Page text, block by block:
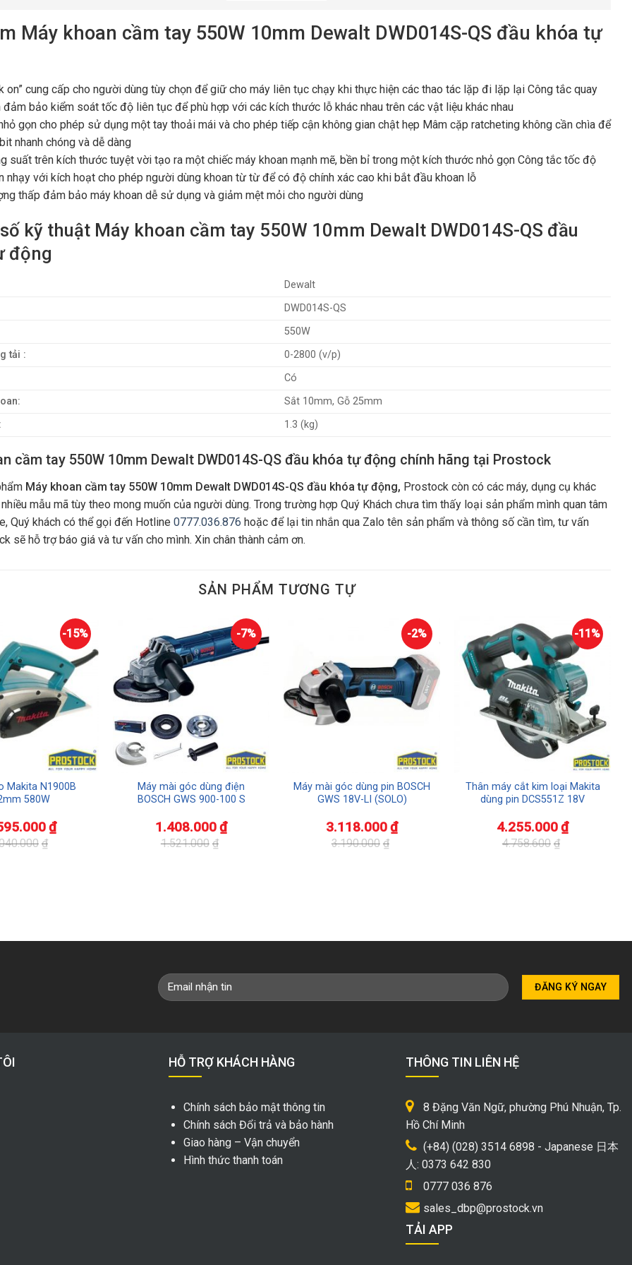
Máy khoan cầm tay 550W 10mm Dewalt DWD014S-QS đầu khóa tự
on” cung cấp cho người dùng tùy chọn để giữ cho máy liên tục chạy khi thực hiện các thao tác lặp đi lặp lại Công tắc quay
đảm bảo kiểm soát tốc độ liên tục để phù hợp với các kích thước lỗ khác nhau trên các vật liệu khác nhau
gọn cho phép sử dụng một tay thoải mái và cho phép tiếp cận không gian chật hẹp Mâm cặp ratcheting không cần chìa để
nhanh chóng và dễ dàng
suất trên kích thước tuyệt vời tạo ra một chiếc máy khoan mạnh mẽ, bền bỉ trong một kích thước nhỏ gọn Công tắc tốc độ
nhạy với kích hoạt cho phép người dùng khoan từ từ để có độ chính xác cao khi bắt đầu khoan lỗ
thấp đảm bảo máy khoan dễ sử dụng và giảm mệt mỏi cho người dùng
kỹ thuật Máy khoan cầm tay 550W 10mm Dewalt DWD014S-QS đầu
động
Dewalt
DWD014S-QS
550W
tải :
0-2800 (v/p)
Có
Sắt 10mm, Gỗ 25mm
1.3 (kg)
cầm tay 550W 10mm Dewalt DWD014S-QS đầu khóa tự động chính hãng tại Prostock
Máy khoan cầm tay 550W 10mm Dewalt DWD014S-QS đầu khóa tự động, Prostock còn có các máy, dụng cụ khác
mẫu mã tùy theo mong muốn của người dùng. Trong trường hợp Quý Khách chưa tìm thấy loại sản phẩm mình quan tâm
Quý khách có thể gọi đến Hotline 0777.036.876 hoặc để lại tin nhắn qua Zalo tên sản phẩm và thông số cần tìm, tư vấn
sẽ hỗ trợ báo giá và tư vấn cho mình. Xin chân thành cảm ơn.
SẢN PHẨM TƯƠNG TỰ
-15%
Makita N1900B
580W
₫
₫
-7%
Máy mài góc dùng điện
BOSCH GWS 900-100 S
1.521.000 ₫
1.408.000₫
-2%
Máy mài góc dùng pin BOSCH
GWS 18V-LI (SOLO)
3.190.000 ₫
3.118.000₫
-11%
Thân máy cắt kim loại Makita
dùng pin DCS551Z 18V
4.758.600 ₫
4.255.000₫
HỖ TRỢ KHÁCH HÀNG
Chính sách bảo mật thông tin
Chính sách Đổi trả và bảo hành
Giao hàng – Vận chuyển
Hình thức thanh toán
THÔNG TIN LIÊN HỆ
8 Đặng Văn Ngữ, phường Phú Nhuận, Tp.
Hồ Chí Minh
(+84) (028) 3514 6898 - Japanese 日本
人: 0373 642 830
0777 036 876
sales_dbp@prostock.vn
TẢI APP